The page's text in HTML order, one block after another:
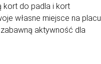
kort do padla i kort
własne miejsce na placu
aktywność dla